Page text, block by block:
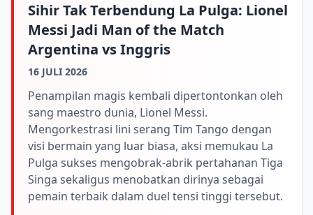
Sihir Tak Terbendung La Pulga: Lionel
Messi Jadi Man of the Match
Argentina vs Inggris
16 JULI 2026
Penampilan magis kembali dipertontonkan oleh
sang maestro dunia, Lionel Messi.
Mengorkestrasi lini serang Tim Tango dengan
visi bermain yang luar biasa, aksi memukau La
Pulga sukses mengobrak-abrik pertahanan Tiga
Singa sekaligus menobatkan dirinya sebagai
pemain terbaik dalam duel tensi tinggi tersebut.